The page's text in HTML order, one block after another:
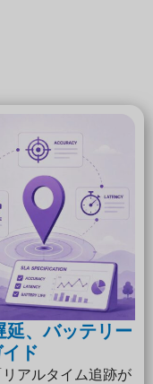
延、バッテリー
ド
アルタイム追跡が